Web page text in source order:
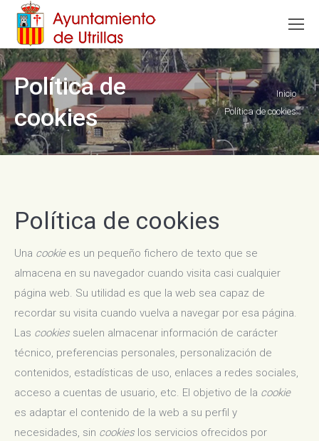
Política de
cookies
Estás aquí:
Inicio
Política de cookies
Política de cookies
Una cookiees un pequeño fichero de texto que se
almacena en su navegador cuando visita casi cualquier
página web. Su utilidad es que la web sea capaz de
recordar su visita cuando vuelva a navegar por esa página.
Las cookies suelen almacenar información de carácter
técnico, preferencias personales, personalización de
contenidos, estadísticas de uso, enlaces a redes sociales,
acceso a cuentas de usuario, etc. El objetivo de la cookie
es adaptar el contenido de la web a su perfil y
necesidades, sin cookies los servicios ofrecidos por